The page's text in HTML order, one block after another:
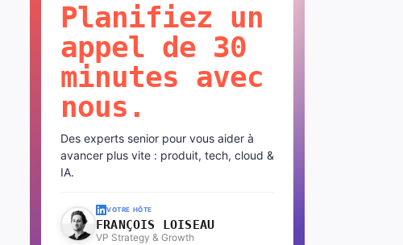
Planifiez un
appel de 30
minutes avec
nous.
Des experts senior pour vous aider à
avancer plus vite : produit, tech, cloud &
IA.
VOTRE HÔTE
FRANÇOIS LOISEAU
VP Strategy & Growth